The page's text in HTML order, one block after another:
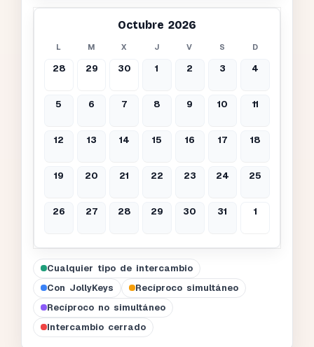
Octubre 2026
L M X J V S D
28 29 30 1 2 3 4
5 6 7 8 9 10 11
12 13 14 15 16 17 18
19 20 21 22 23 24 25
26 27 28 29 30 31 1
Cualquier tipo de intercambio
Con JollyKeys
Recíproco simultáneo
Recíproco no simultáneo
Intercambio cerrado